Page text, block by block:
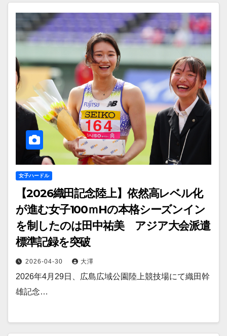
女子ハードル
【2026織田記念陸上】依然高レベル化
が進む女子100ｍHの本格シーズンイン
を制したのは田中祐美 アジア大会派遣
標準記録を突破
2026-04-30 大澤
2026年4月29日、広島広域公園陸上競技場にて織田幹
雄記念…